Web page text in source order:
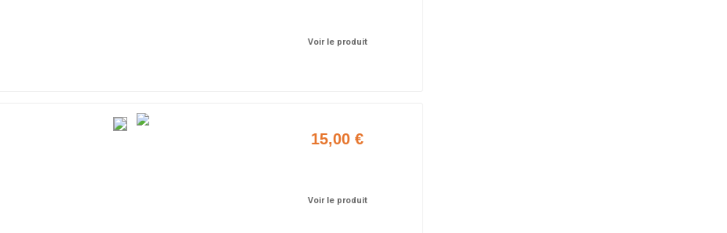
Voir le produit
15,00 €
Voir le produit